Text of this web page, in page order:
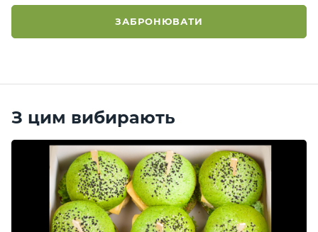
ЗАБРОНЮВАТИ
З цим вибирають